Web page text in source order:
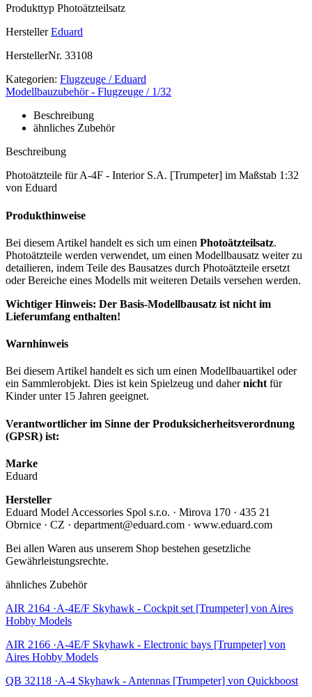
Produkttyp Photoätzteilsatz
Hersteller Eduard
HerstellerNr. 33108
Kategorien: Flugzeuge / Eduard
Modellbauzubehör - Flugzeuge / 1/32
Beschreibung
ähnliches Zubehör
Beschreibung
Photoätzteile für A-4F - Interior S.A. [Trumpeter] im Maßstab 1:32
von Eduard
Produkthinweise
Bei diesem Artikel handelt es sich um einen Photoätzteilsatz.
Photoätzteile werden verwendet, um einen Modellbausatz weiter zu
detailieren, indem Teile des Bausatzes durch Photoätzteile ersetzt
oder Bereiche eines Modells mit weiteren Details versehen werden.
Wichtiger Hinweis: Der Basis-Modellbausatz ist nicht im
Lieferumfang enthalten!
Warnhinweis
Bei diesem Artikel handelt es sich um einen Modellbauartikel oder
ein Sammlerobjekt. Dies ist kein Spielzeug und dahernicht für
Kinder unter 15 Jahren geeignet.
Verantwortlicher im Sinne der Produksicherheitsverordnung
(GPSR) ist:
Marke
Eduard
Hersteller
Eduard Model Accessories Spol s.r.o. · Mirova 170 · 435 21
Obrnice · CZ · department@eduard.com · www.eduard.com
Bei allen Waren aus unserem Shop bestehen gesetzliche
Gewährleistungsrechte.
ähnliches Zubehör
AIR 2164 ·A-4E/F Skyhawk - Cockpit set [Trumpeter] von Aires
Hobby Models
AIR 2166 ·A-4E/F Skyhawk - Electronic bays [Trumpeter] von
Aires Hobby Models
QB 32118 ·A-4 Skyhawk - Antennas [Trumpeter] von Quickboost